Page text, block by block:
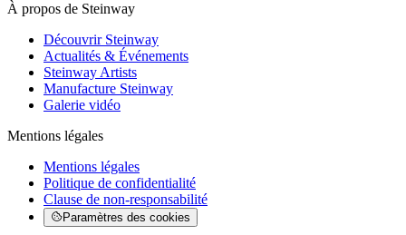
À propos de Steinway
Découvrir Steinway
Actualités & Événements
Steinway Artists
Manufacture Steinway
Galerie vidéo
Mentions légales
Mentions légales
Politique de confidentialité
Clause de non-responsabilité
Paramètres des cookies